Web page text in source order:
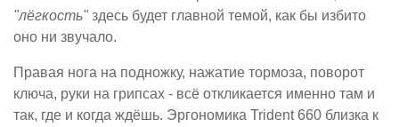
"лёгкость" здесь будет главной темой, как бы избито
оно ни звучало.
Правая нога на подножку, нажатие тормоза, поворот
ключа, руки на грипсах - всё откликается именно там и
так, где и когда ждёшь. Эргономика Trident 660 близка к